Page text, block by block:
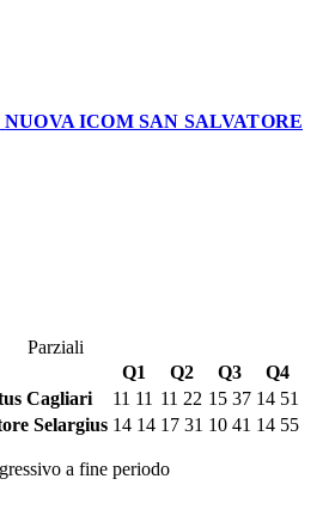
NUOVA ICOM SAN SALVATORE
Parziali
Q1
Q2 Q3
Q4
Cagliari
11 11 11 22 15 37 14 51
Selargius 14 14 17 31 10 41 14 55
a fine periodo